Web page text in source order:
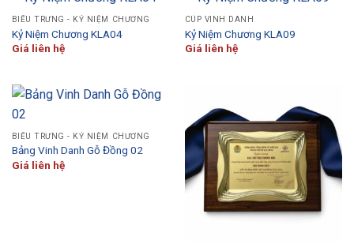
BIỂU TRƯNG - KỶ NIỆM CHƯƠNG
Kỷ Niệm Chương KLA04
Giá liên hệ
CÚP VINH DANH
Kỷ Niệm Chương KLA09
Giá liên hệ
BIỂU TRƯNG - KỶ NIỆM CHƯƠNG
Bảng Vinh Danh Gỗ Đồng 02
Giá liên hệ